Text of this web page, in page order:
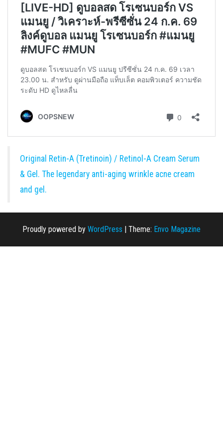
Original Retin-A (Tretinoin) / Retinol-A Cream Serum
& Gel. The legendary anti-aging wrinkle acne cream
and gel.
Proudly powered by WordPress Theme: Envo Magazine